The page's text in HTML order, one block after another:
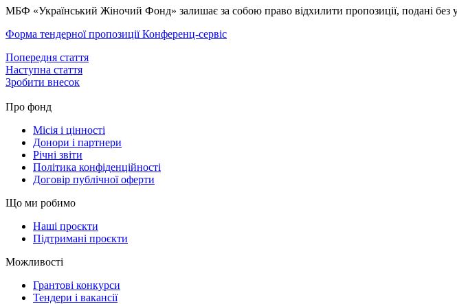
МБФ «Український Жіночий Фонд» залишає за собою право відхилити пропозиції, подані без
Форма тендерної пропозиції Конференц-сервіс
Попередня стаття
Наступна стаття
Зробити внесок
Про фонд
Місія і цінності
Донори і партнери
Річні звіти
Політика конфіденційності
Договір публічної оферти
Що ми робимо
Наші проєкти
Підтримані проєкти
Можливості
Грантові конкурси
Тендери і вакансії